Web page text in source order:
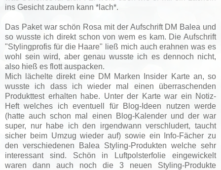
ins Gesicht zaubern kann *lach*.
Das Paket war schön Rosa mit der Aufschrift DM Balea und
so wusste ich direkt schon von wem es kam. Die Aufschrift
"Stylingprofis für die Haare" ließ mich auch erahnen was es
wohl sein wird, aber genau wusste ich es dennoch nicht,
also hieß es flott auspacken.
Mich lächelte direkt eine DM Marken Insider Karte an, so
wusste ich dass ich wieder mal einen überraschenden
Produkttest erhalten habe. Unter der Karte war ein Notiz-
Heft welches ich eventuell für Blog-Ideen nutzen werde
(hatte auch schon mal einen Blog-Kalender und der war
super, nur habe ich den irgendwann verschludert, taucht
sicher beim Umzug wieder auf) sowie ein Info-Fächer zu
den verschiedenen Balea Styling-Produkten welche sehr
interessant sind. Schön in Luftpolsterfolie eingewickelt
waren dann auch noch die 3 neuen Styling-Produkte